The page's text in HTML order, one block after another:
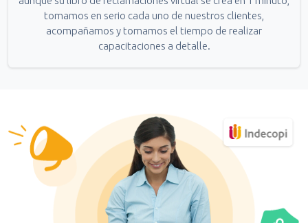
tomamos en serio cada uno de nuestros clientes,
acompañamos y tomamos el tiempo de realizar
capacitaciones a detalle.